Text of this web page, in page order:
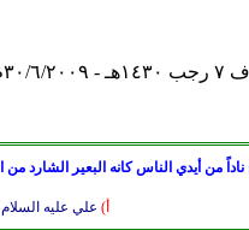
من أيدي الناس كانه البعير الشارد من
أ) علي عليه